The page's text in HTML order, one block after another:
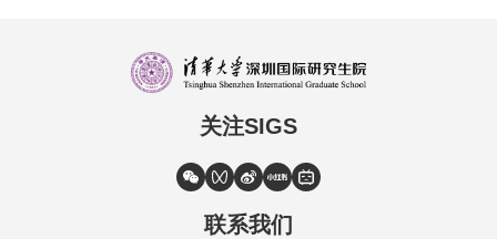
关注SIGS
联系我们